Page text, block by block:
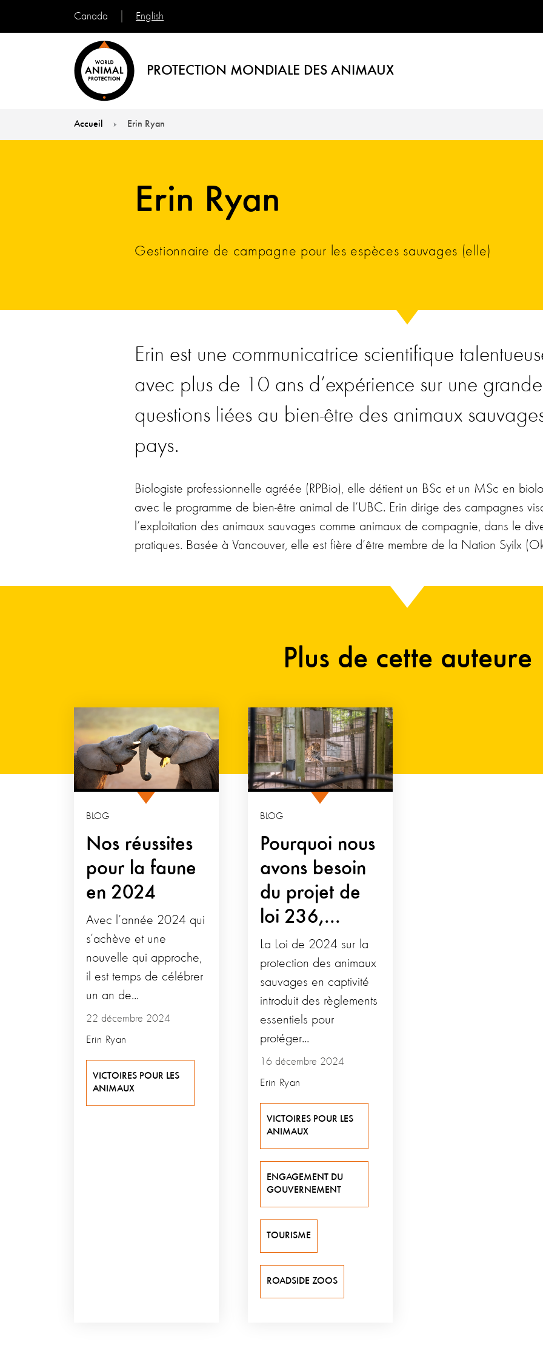
Canada English
PROTECTION MONDIALE DES ANIMAUX
Accueil Erin Ryan
Erin Ryan
Gestionnaire de campagne pour les espèces sauvages (elle)
Erin est une communicatrice scientifique
avec plus de 10 ans d’expérience sur une
questions liées au bien-être des animaux
pays.
Biologiste professionnelle agréée (RPBio), elle détient un BSc et un MSc en
avec le programme de bien-être animal de l’UBC. Erin dirige des campagnes
l’exploitation des animaux sauvages comme animaux de compagnie, dans le
pratiques. Basée à Vancouver, elle est fière d’être membre de la Nation Syilx
Plus de cette auteure
Nos réussites
pour la faune
en 2024
BLOG
22 décembre 2024
Erin Ryan
Avec l’année 2024 qui
s’achève et une
nouvelle qui approche,
il est temps de célébrer
un an de...
VICTOIRES POUR LES
ANIMAUX
Pourquoi nous
avons besoin
du projet de
loi 236,...
BLOG
16 décembre 2024
Erin Ryan
La Loi de 2024 sur la
protection des animaux
sauvages en captivité
introduit des règlements
essentiels pour
protéger...
VICTOIRES POUR LES
ANIMAUX
ENGAGEMENT DU
GOUVERNEMENT
TOURISME
ROADSIDE ZOOS